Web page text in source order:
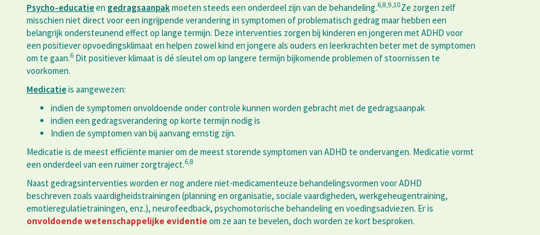
Psycho-educatieen gedragsaanpakmoeten steeds een onderdeel zijn van de behandeling.6,8,9,10Ze zorgen zelf
misschien niet direct voor een ingrijpende verandering in symptomen of problematisch gedrag maar hebben een
belangrijk ondersteunend effect op lange termijn. Deze interventies zorgen bij kinderen en jongeren met ADHD voor
een positiever opvoedingsklimaat en helpen zowel kind en jongere als ouders en leerkrachten beter met de symptomen
om te gaan.6 Dit positiever klimaat is dé sleutel om op langere termijn bijkomende problemen of stoornissen te
voorkomen.
Medicatieis aangewezen:
indien de symptomen onvoldoende onder controle kunnen worden gebracht met de gedragsaanpak
indien een gedragsverandering op korte termijn nodig is
Indien de symptomen van bij aanvang ernstig zijn.
Medicatie is de meest efficiënte manier om de meest storende symptomen van ADHD te ondervangen. Medicatie vormt
een onderdeel van een ruimer zorgtraject.6,8
Naast gedragsinterventies worden er nog andere niet-medicamenteuze behandelingsvormen voor ADHD
beschreven zoals vaardigheidstrainingen (planning en organisatie, sociale vaardigheden, werkgeheugentraining,
emotieregulatietrainingen, enz.), neurofeedback, psychomotorische behandeling en voedingsadviezen. Er is
onvoldoende wetenschappelijke evidentieom ze aan te bevelen, doch worden ze kort besproken.